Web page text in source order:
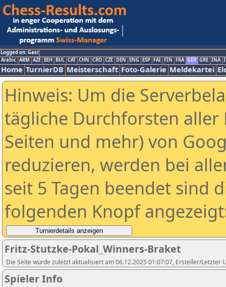
Logged on: Gast
Arabic ARM AZE BIH BUL CAT CHN CRO CZE DEN ENG ESP FAI FIN FRA GER GRE INA
Home TurnierDB Meisterschaft Foto-Galerie Meldekartei
Hinweis: Um die
tägliche Durchforsten aller
Seiten und mehr) von
reduzieren, werden bei
seit 5 Tagen beendet sind
folgenden Knopf
Fritz-Stutzke-Pokal_Winners-Braket
Die Seite wurde zuletzt aktualisiert am 06.12.2025 01:07:07, Ersteller/Letzter
Spieler Info